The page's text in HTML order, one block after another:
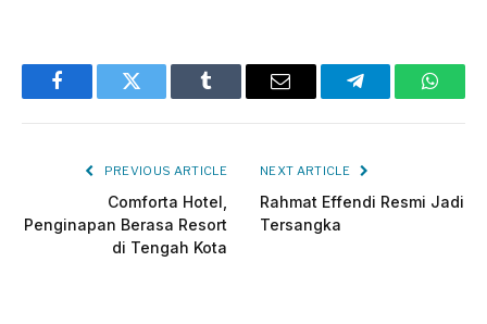
FacebookTwitter Tumblr Email Telegram
PREVIOUS ARTICLE
Comforta Hotel,
Penginapan Berasa Resort
di Tengah Kota
NEXT ARTICLE
Rahmat Effendi Resmi Jadi
Tersangka